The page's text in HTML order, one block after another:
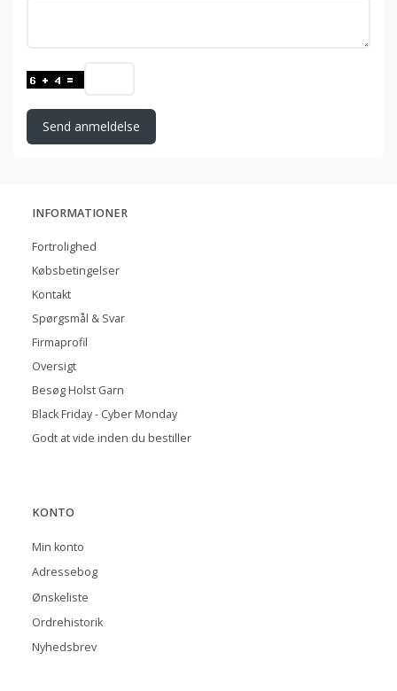
Send anmeldelse
INFORMATIONER
Fortrolighed
Købsbetingelser
Kontakt
Spørgsmål & Svar
Firmaprofil
Oversigt
Besøg Holst Garn
Black Friday - Cyber Monday
Godt at vide inden du bestiller
KONTO
Min konto
Adressebog
Ønskeliste
Ordrehistorik
Nyhedsbrev